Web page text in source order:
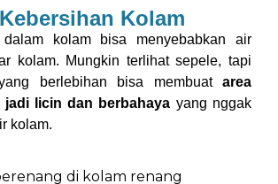
Kolam
kolam bisa menyebabkan air
kolam. Mungkin terlihat sepele, tapi
berlebihan bisa membuatarea
jadi licin dan berbahaya yang nggak
kolam.